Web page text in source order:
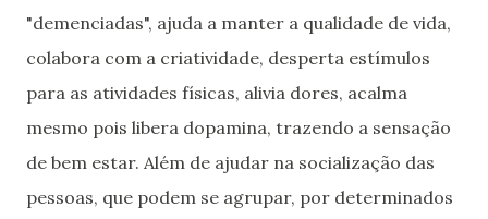
"demenciadas", ajuda a manter a qualidade de vida,
colabora com a criatividade, desperta estímulos
para as atividades físicas, alivia dores, acalma
mesmo pois libera dopamina, trazendo a sensação
de bem estar. Além de ajudar na socialização das
pessoas, que podem se agrupar, por determinados